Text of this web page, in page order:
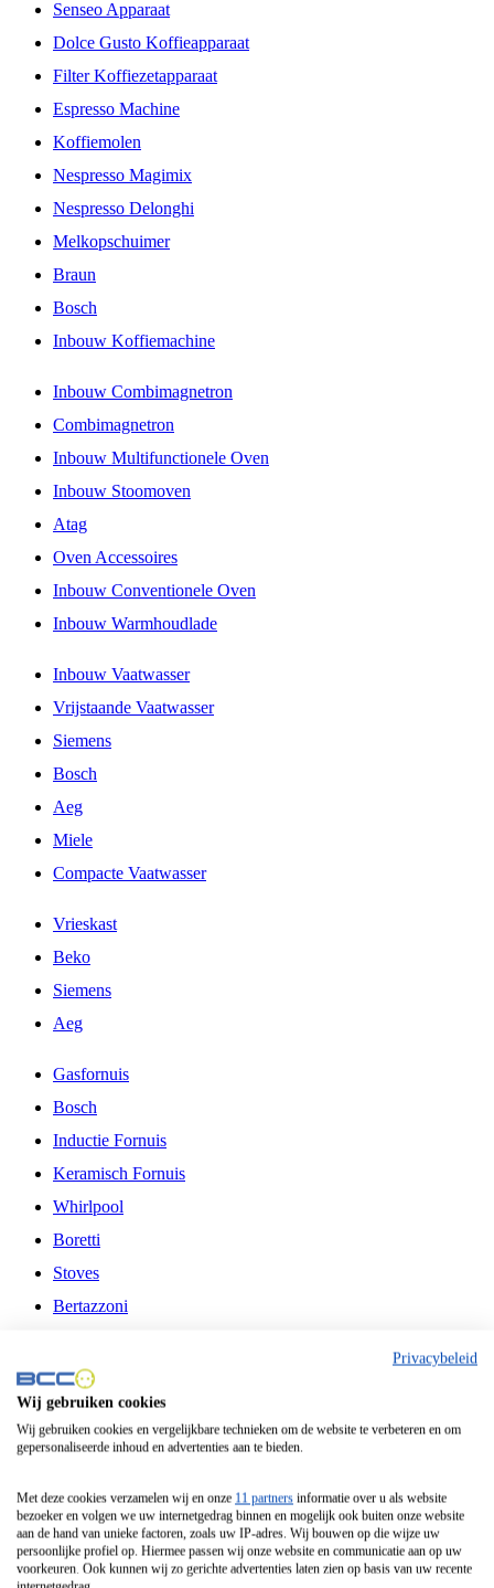
Senseo Apparaat
Dolce Gusto Koffieapparaat
Filter Koffiezetapparaat
Espresso Machine
Koffiemolen
Nespresso Magimix
Nespresso Delonghi
Melkopschuimer
Braun
Bosch
Inbouw Koffiemachine
Inbouw Combimagnetron
Combimagnetron
Inbouw Multifunctionele Oven
Inbouw Stoomoven
Atag
Oven Accessoires
Inbouw Conventionele Oven
Inbouw Warmhoudlade
Inbouw Vaatwasser
Vrijstaande Vaatwasser
Siemens
Bosch
Aeg
Miele
Compacte Vaatwasser
Vrieskast
Beko
Siemens
Aeg
Gasfornuis
Bosch
Inductie Fornuis
Keramisch Fornuis
Whirlpool
Boretti
Stoves
Bertazzoni
Fitelli
Airfryer
Frituurpan
Contactgrill
Broodbakmachine
Broodrooster
Privacybeleid
Wij gebruiken cookies
Wij gebruiken cookies en vergelijkbare technieken om de website te verbeteren en om
gepersonaliseerde inhoud en advertenties aan te bieden.
Met deze cookies verzamelen wij en onze 11 partners informatie over u als website
bezoeker en volgen we uw internetgedrag binnen en mogelijk ook buiten onze website
aan de hand van unieke factoren, zoals uw IP-adres. Wij bouwen op die wijze uw
persoonlijke profiel op. Hiermee passen wij onze website en communicatie aan op uw
voorkeuren. Ook kunnen wij zo gerichte advertenties laten zien op basis van uw recente